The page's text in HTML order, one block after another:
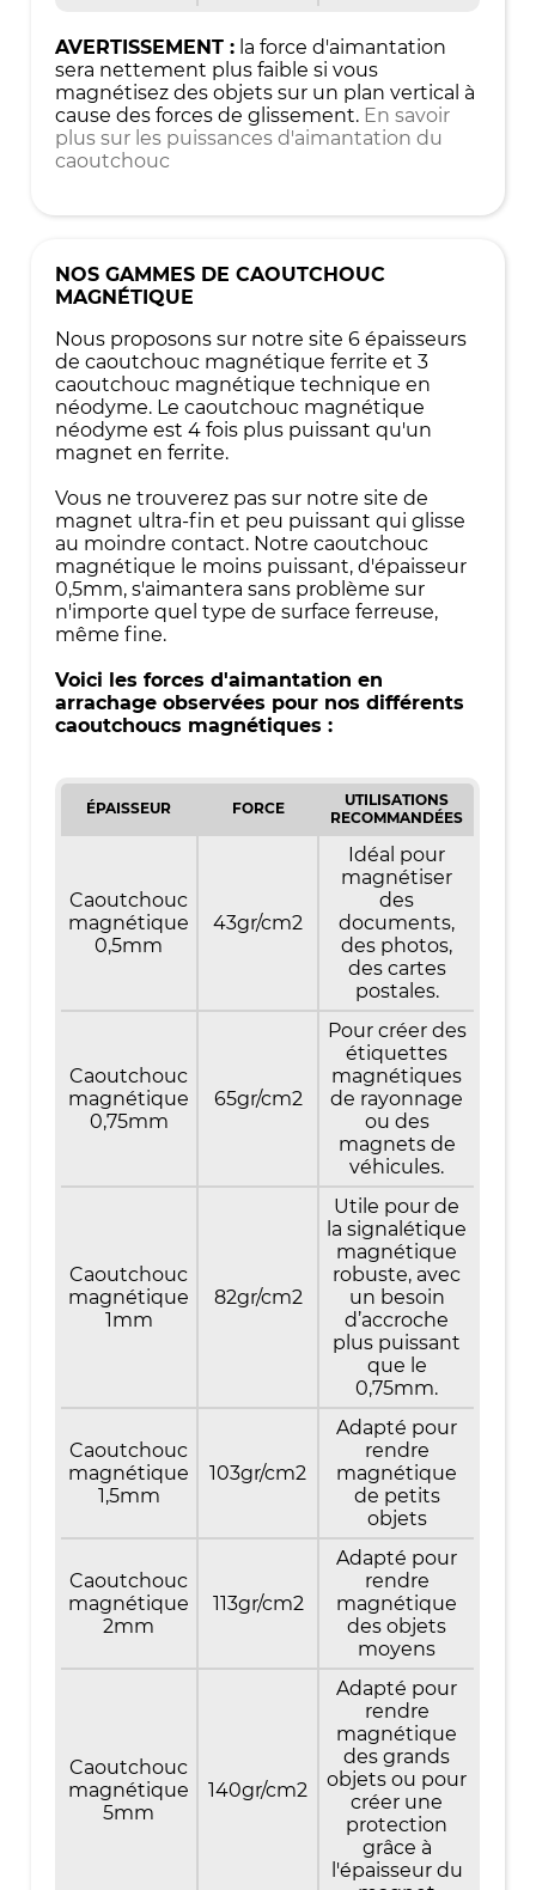
AVERTISSEMENT : la force d'aimantation
sera nettement plus faible si vous
magnétisez des objets sur un plan vertical à
cause des forces de glissement. En savoir
plus sur les puissances d'aimantation du
caoutchouc
NOS GAMMES DE CAOUTCHOUC
MAGNÉTIQUE
Nous proposons sur notre site 6 épaisseurs
de caoutchouc magnétique ferrite et 3
caoutchouc magnétique technique en
néodyme. Le caoutchouc magnétique
néodyme est 4 fois plus puissant qu'un
magnet en ferrite.
Vous ne trouverez pas sur notre site de
magnet ultra-fin et peu puissant qui glisse
au moindre contact. Notre caoutchouc
magnétique le moins puissant, d'épaisseur
0,5mm, s'aimantera sans problème sur
n'importe quel type de surface ferreuse,
même fine.
Voici les forces d'aimantation en
arrachage observées pour nos différents
caoutchoucs magnétiques :
ÉPAISSEUR FORCE
UTILISATIONS
RECOMMANDÉES
Caoutchouc
magnétique
0,5mm
43gr/cm2
Idéal pour
magnétiser
des
documents,
des photos,
des cartes
postales.
Caoutchouc
magnétique
0,75mm
65gr/cm2
Pour créer des
étiquettes
magnétiques
de rayonnage
ou des
magnets de
véhicules.
Caoutchouc
magnétique
1mm
82gr/cm2
Utile pour de
la signalétique
magnétique
robuste, avec
un besoin
d’accroche
plus puissant
que le
0,75mm.
Caoutchouc
magnétique
1,5mm
103gr/cm2
Adapté pour
rendre
magnétique
de petits
objets
Caoutchouc
magnétique
2mm
113gr/cm2
Adapté pour
rendre
magnétique
des objets
moyens
Caoutchouc
magnétique
5mm
140gr/cm2
Adapté pour
rendre
magnétique
des grands
objets ou pour
créer une
protection
grâce à
l'épaisseur du